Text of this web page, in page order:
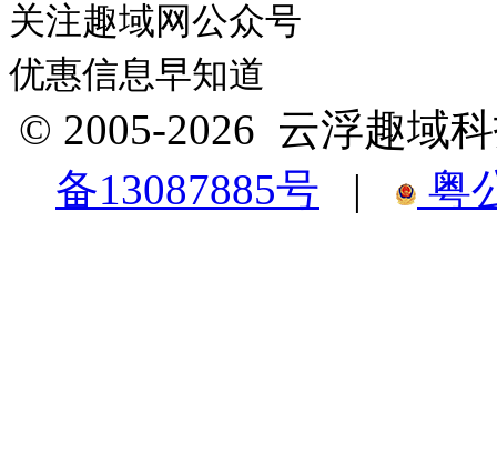
关注趣域网公众号
优惠信息早知道
© 2005-2026 云浮趣域
备13087885号 | 粤